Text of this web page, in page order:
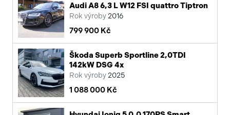
Audi A8 6,3 L W12 FSI quattro Tiptron
Rok výroby 2016
799 900 Kč
Škoda Superb Sportline 2,0TDI
142kW DSG 4x
Rok výroby 2025
1 088 000 Kč